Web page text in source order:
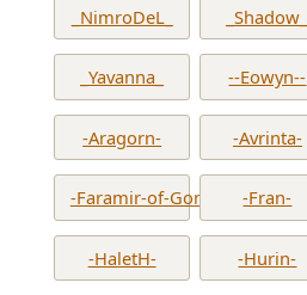
_NimroDeL_ _Shadow_
_Yavanna_ --Eowyn--
-Aragorn- -Avrinta-
-Faramir-of-Gondor- -Fran-
-HaletH- -Hurin-